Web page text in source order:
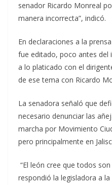
senador Ricardo Monreal
manera incorrecta”, indicó.
En declaraciones a la
fue editado, poco antes del
a lo platicado con el
de ese tema con Ricardo
La senadora señaló que
necesario denunciar las
marcha por Movimiento
pero principalmente en
“El león cree que todos
respondió la legisladora a